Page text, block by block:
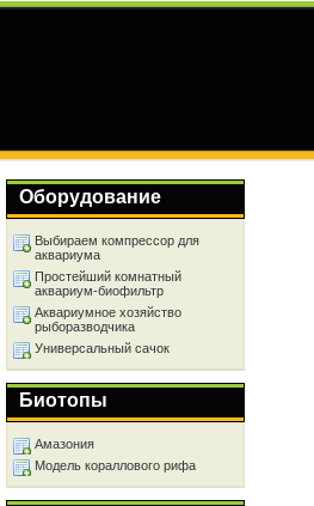
Оборудование
Выбираем компрессор для
аквариума
Простейший комнатный
аквариум-биофильтр
Аквариумное хозяйство
рыборазводчика
Универсальный сачок
Биотопы
Амазония
Модель кораллового рифа